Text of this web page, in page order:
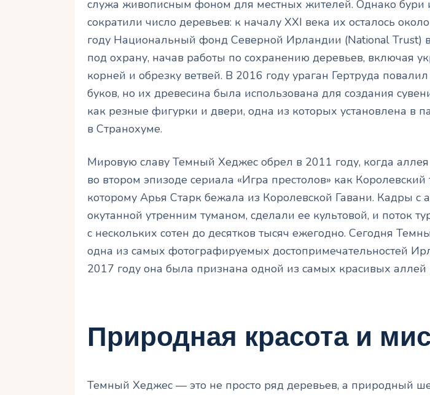
служа живописным фоном для местных жителей. Однако бури
сократили число деревьев: к началу XXI века их осталось
году Национальный фонд Северной Ирландии (National Trust)
под охрану, начав работы по сохранению деревьев, включая
корней и обрезку ветвей. В 2016 году ураган Гертруда
буков, но их древесина была использована для создания
как резные фигурки и двери, одна из которых установлена в
в Странохуме.
Мировую славу Темный Хеджес обрел в 2011 году, когда
во втором эпизоде сериала «Игра престолов» как Королевский
которому Арья Старк бежала из Королевской Гавани. Кадры с
окутанной утренним туманом, сделали ее культовой, и поток
с нескольких сотен до десятков тысяч ежегодно. Сегодня
одна из самых фотографируемых достопримечательностей
2017 году она была признана одной из самых красивых аллей
Природная красота и
Темный Хеджес — это не просто ряд деревьев, а природный